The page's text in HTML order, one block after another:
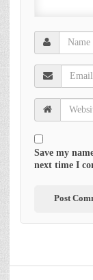
Save my
next time I